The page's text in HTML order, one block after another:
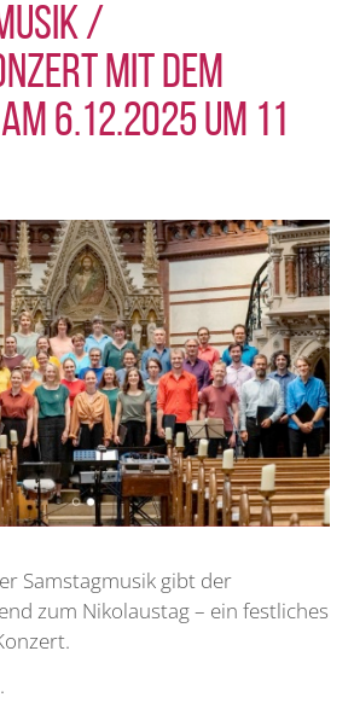
/
mit dem
6.12.2025 um 11
Samstagmusik gibt der
zum Nikolaustag – ein festliches